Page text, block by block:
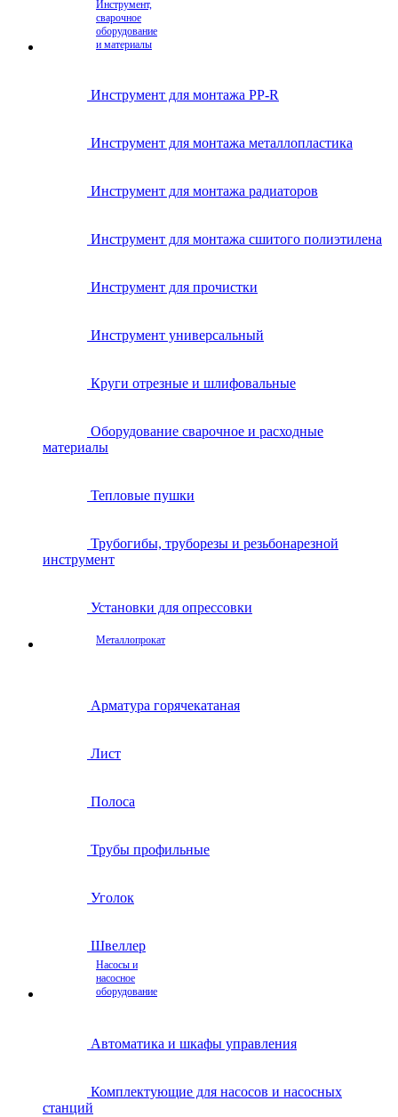
Инструмент,
сварочное
оборудование
и материалы
Инструмент для монтажа PP-R
Инструмент для монтажа металлопластика
Инструмент для монтажа радиаторов
Инструмент для монтажа сшитого полиэтилена
Инструмент для прочистки
Инструмент универсальный
Круги отрезные и шлифовальные
Оборудование сварочное и расходные
материалы
Тепловые пушки
Трубогибы, труборезы и резьбонарезной
инструмент
Установки для опрессовки
Металлопрокат
Арматура горячекатаная
Лист
Полоса
Трубы профильные
Уголок
Швеллер
Насосы и
насосное
оборудование
Автоматика и шкафы управления
Комплектующие для насосов и насосных
станций